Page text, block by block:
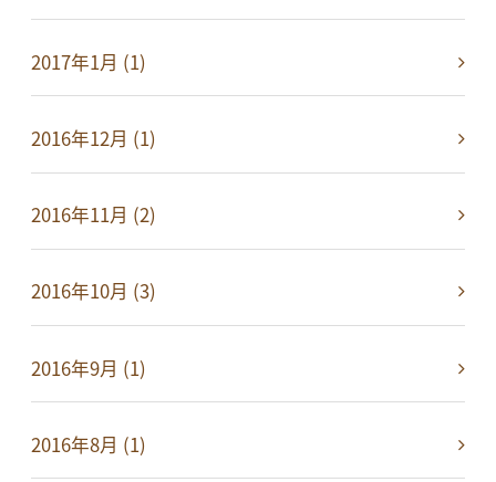
2017年1月 (1)
2016年12月 (1)
2016年11月 (2)
2016年10月 (3)
2016年9月 (1)
2016年8月 (1)